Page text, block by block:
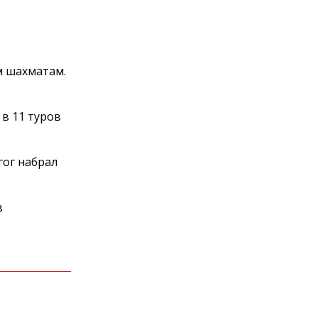
шахматам.
11 туров
набрал